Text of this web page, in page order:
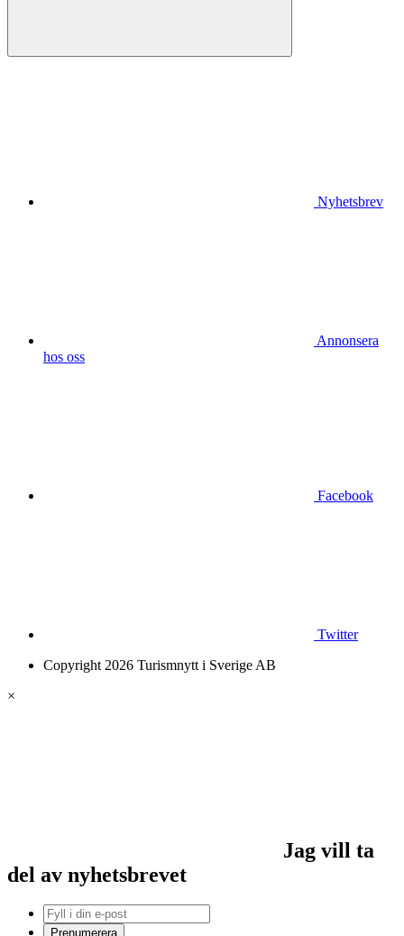
Nyhetsbrev
Annonsera
hos oss
Facebook
Twitter
Copyright 2026 Turismnytt i Sverige AB
×
Jag vill ta
del av nyhetsbrevet
Prenumerera